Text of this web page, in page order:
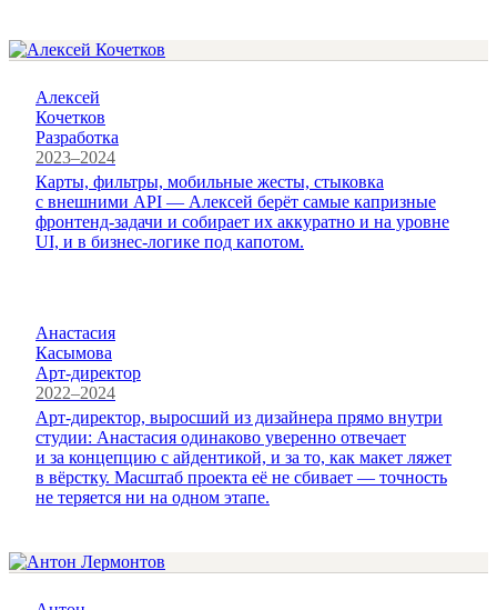
Алексей
Кочетков
Разработка
2023–2024
Карты, фильтры, мобильные жесты, стыковка
с внешними API — Алексей берёт самые капризные
фронтенд-задачи и собирает их аккуратно и на уровне
UI, и в бизнес-логике под капотом.
Анастасия
Касымова
Арт-директор
2022–2024
Арт-директор, выросший из дизайнера прямо внутри
студии: Анастасия одинаково уверенно отвечает
и за концепцию с айдентикой, и за то, как макет ляжет
в вёрстку. Масштаб проекта её не сбивает — точность
не теряется ни на одном этапе.